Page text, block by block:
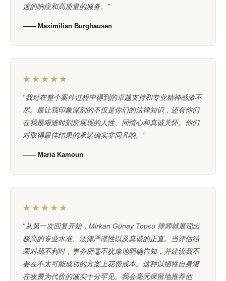
速的响应和高质量的服务。”
—— Maximilian Burghausen
★★★★★
“我对在整个案件过程中得到的卓越支持和专业精神感激不
尽。最让我印象深刻的不仅是你们的法律知识，还有你们
在我最艰难时刻所展现的人性、同情心和真诚关怀。你们
对取得最佳结果的承诺确实非同凡响。”
—— Maria Kamoun
★★★★★
“从第一次回复开始，Mirkan Günay Topcu 律师就展现出
极高的专业水准、法律严谨性以及真诚的正直。当评估结
果对我不利时，事务所毫不犹豫地明确告知，并建议我不
要在不太可能成功的方案上花费成本。这种以牺牲自身潜
在收费为代价的诚实十分罕见。我会毫无保留地推荐他